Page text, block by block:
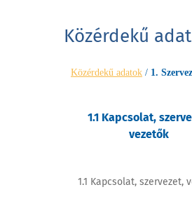
Közérdekű
Közérdekű adatok / 1.
1.1 Kapcsolat,
vezetők
1.1 Kapcsolat, szervezet,